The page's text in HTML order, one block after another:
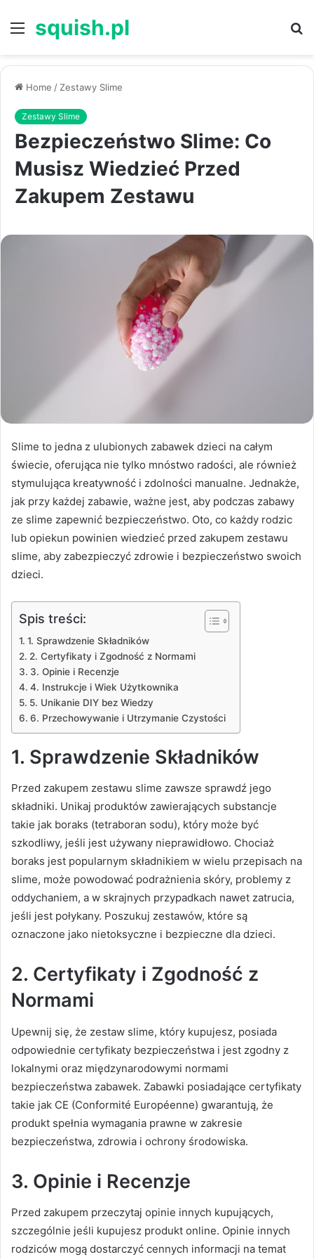
Menu
squish.pl
Home / Zestawy Slime
Zestawy Slime
Bezpieczeństwo Slime: Co
Musisz Wiedzieć Przed
Zakupem Zestawu
Slime to jedna z ulubionych zabawek dzieci na całym
świecie, oferująca nie tylko mnóstwo radości, ale również
stymulująca kreatywność i zdolności manualne. Jednakże,
jak przy każdej zabawie, ważne jest, aby podczas zabawy
ze slime zapewnić bezpieczeństwo. Oto, co każdy rodzic
lub opiekun powinien wiedzieć przed zakupem zestawu
slime, aby zabezpieczyć zdrowie i bezpieczeństwo swoich
dzieci.
Spis treści:
1. Sprawdzenie Składników
2. Certyfikaty i Zgodność z Normami
3. Opinie i Recenzje
4. Instrukcje i Wiek Użytkownika
5. Unikanie DIY bez Wiedzy
6. Przechowywanie i Utrzymanie Czystości
1. Sprawdzenie Składników
Przed zakupem zestawu slime zawsze sprawdź jego
składniki. Unikaj produktów zawierających substancje
takie jak boraks (tetraboran sodu), który może być
szkodliwy, jeśli jest używany nieprawidłowo. Chociaż
boraks jest popularnym składnikiem w wielu przepisach na
slime, może powodować podrażnienia skóry, problemy z
oddychaniem, a w skrajnych przypadkach nawet zatrucia,
jeśli jest połykany. Poszukuj zestawów, które są
oznaczone jako nietoksyczne i bezpieczne dla dzieci.
2. Certyfikaty i Zgodność z
Normami
Upewnij się, że zestaw slime, który kupujesz, posiada
odpowiednie certyfikaty bezpieczeństwa i jest zgodny z
lokalnymi oraz międzynarodowymi normami
bezpieczeństwa zabawek. Zabawki posiadające certyfikaty
takie jak CE (Conformité Européenne) gwarantują, że
produkt spełnia wymagania prawne w zakresie
bezpieczeństwa, zdrowia i ochrony środowiska.
3. Opinie i Recenzje
Przed zakupem przeczytaj opinie innych kupujących,
szczególnie jeśli kupujesz produkt online. Opinie innych
rodziców mogą dostarczyć cennych informacji na temat